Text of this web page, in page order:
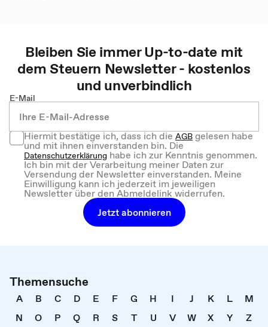
Bleiben Sie immer Up-to-date mit
demSteuern Newsletter - kostenlos
und unverbindlich
E-Mail
Hiermit bestätige ich, dass ich dieAGBgelesen habe
und mit ihnen einverstanden bin. Die
Datenschutzerklärung habe ich zur Kenntnis genommen.
Ich bin mit der Verarbeitung meiner Daten zur
Versendung der Newsletter einverstanden. Meine
Einwilligung kann ich jederzeit im jeweiligen
Newsletter über den Abmeldelink widerrufen.
Jetzt abonnieren
Themensuche
A B C D E F G H I J K L
M
N
O P Q R S T U V W X Y
Z